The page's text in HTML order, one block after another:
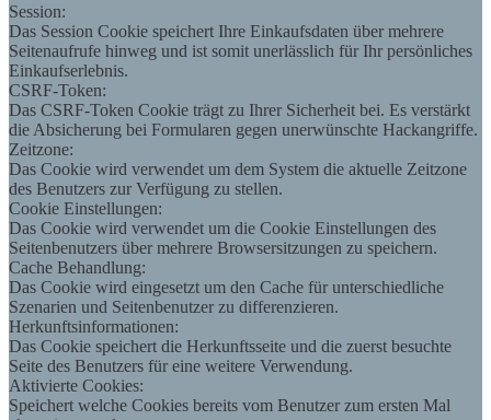
Session:
Das Session Cookie speichert Ihre Einkaufsdaten über mehrere
Seitenaufrufe hinweg und ist somit unerlässlich für Ihr persönliches
Einkaufserlebnis.
CSRF-Token:
Das CSRF-Token Cookie trägt zu Ihrer Sicherheit bei. Es verstärkt
die Absicherung bei Formularen gegen unerwünschte Hackangriffe.
Zeitzone:
Das Cookie wird verwendet um dem System die aktuelle Zeitzone
des Benutzers zur Verfügung zu stellen.
Cookie Einstellungen:
Das Cookie wird verwendet um die Cookie Einstellungen des
Seitenbenutzers über mehrere Browsersitzungen zu speichern.
Cache Behandlung:
Das Cookie wird eingesetzt um den Cache für unterschiedliche
Szenarien und Seitenbenutzer zu differenzieren.
Herkunftsinformationen:
Das Cookie speichert die Herkunftsseite und die zuerst besuchte
Seite des Benutzers für eine weitere Verwendung.
Aktivierte Cookies:
Speichert welche Cookies bereits vom Benutzer zum ersten Mal